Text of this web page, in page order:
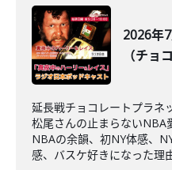
2026年
（チョ
延長戦チョコレートプラネ
松尾さんの止まらないNBA
NBAの余韻、初NY体感、
感、バスケ好きになった理